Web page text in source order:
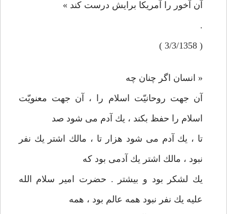
آن آخور را آمريكا برايش درست كند »
.
( 3/3/1358 )
« انسان اگر چنان چه
آن جهت روحانيّت اسلام را ، آن جهت معنويّت
اسلام را حفظ بكند ، يك آدم می‌ شود صد
تا ، يك آدم می شود هزار تا ، مالك اشتر يك نفر
نبود ، مالك اشتر يك آدمی بود كه
يك لشكر بود و بيشتر . حضرت امير سلام الله
عليه يك نفر نبود همه عالم بود ، همه